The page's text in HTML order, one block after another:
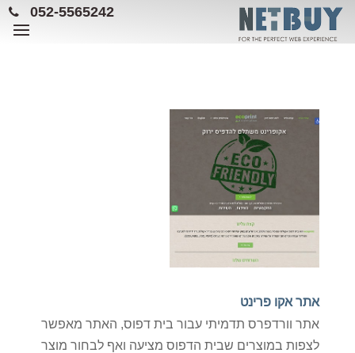
052-5565242
אתר אקו פרינט
אתר וורדפרס תדמיתי עבור בית דפוס, האתר מאפשר
לצפות במוצרים שבית הדפוס מציעה ואף לבחור מוצר